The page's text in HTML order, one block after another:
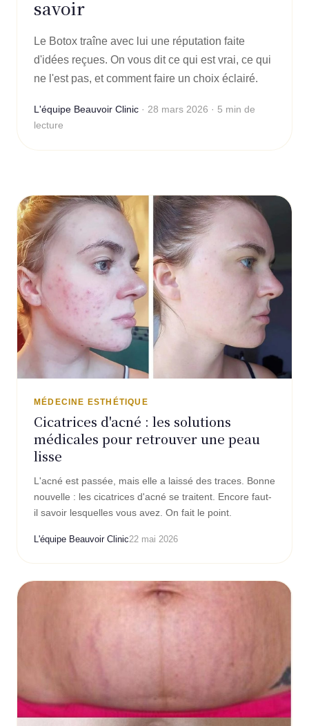
savoir
Le Botox traîne avec lui une réputation faite
d'idées reçues. On vous dit ce qui est vrai, ce qui
ne l'est pas, et comment faire un choix éclairé.
L'équipe Beauvoir Clinic · 28 mars 2026 · 5 min de
lecture
MÉDECINE ESTHÉTIQUE
Cicatrices d'acné : les solutions
médicales pour retrouver une peau
lisse
L'acné est passée, mais elle a laissé des traces. Bonne
nouvelle : les cicatrices d'acné se traitent. Encore faut-
il savoir lesquelles vous avez. On fait le point.
L'équipe Beauvoir Clinic22 mai 2026